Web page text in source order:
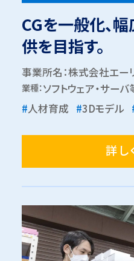
CGを一般化、
供を目指す。
事業所名：株式会社エー
業種：ソフトウェア・サー
#人材育成 #3Dモデル
詳し